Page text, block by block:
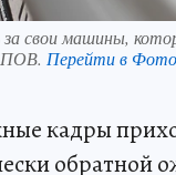
за свои машины,
Перейти в
кадры